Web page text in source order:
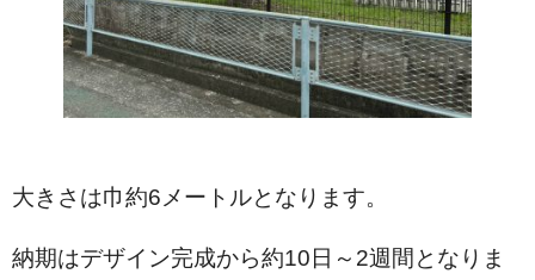
大きさは巾約6メートルとなります。
納期はデザイン完成から約10日～2週間となりま